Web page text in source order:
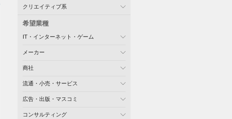
クリエイティブ系
希望業種
IT・インターネット・ゲーム
メーカー
商社
流通・小売・サービス
広告・出版・マスコミ
コンサルティング